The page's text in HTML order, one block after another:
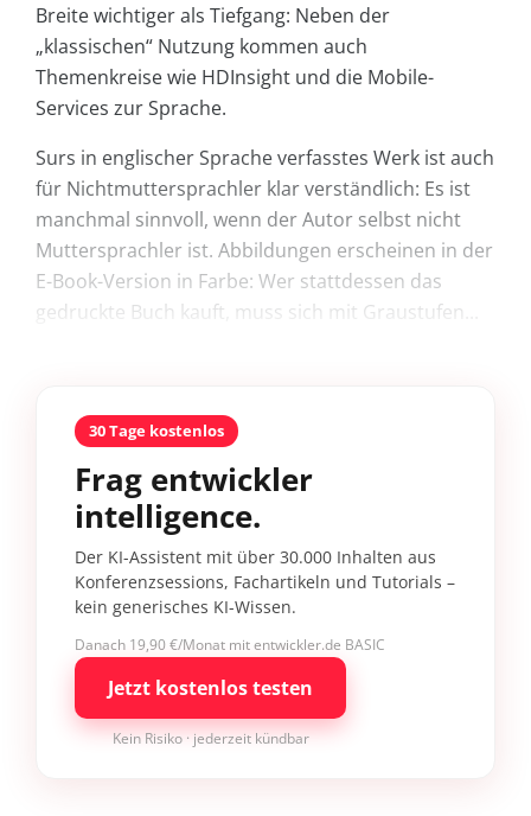
Breite wichtiger als Tiefgang: Neben der
„klassischen“ Nutzung kommen auch
Themenkreise wie HDInsight und die Mobile-
Services zur Sprache.
Surs in englischer Sprache verfasstes Werk ist auch
für Nichtmuttersprachler klar verständlich: Es ist
manchmal sinnvoll, wenn der Autor selbst nicht
Muttersprachler ist. Abbildungen erscheinen in der
E-Book-Version in Farbe: Wer stattdessen das
gedruckte Buch kauft, muss sich mit Graustufen...
30 Tage kostenlos
Frag entwickler
intelligence.
Der KI-Assistent mit über 30.000 Inhalten aus
Konferenzsessions, Fachartikeln und Tutorials –
kein generisches KI-Wissen.
Danach 19,90 €/Monat mit entwickler.de BASIC
Jetzt kostenlos testen
Kein Risiko · jederzeit kündbar